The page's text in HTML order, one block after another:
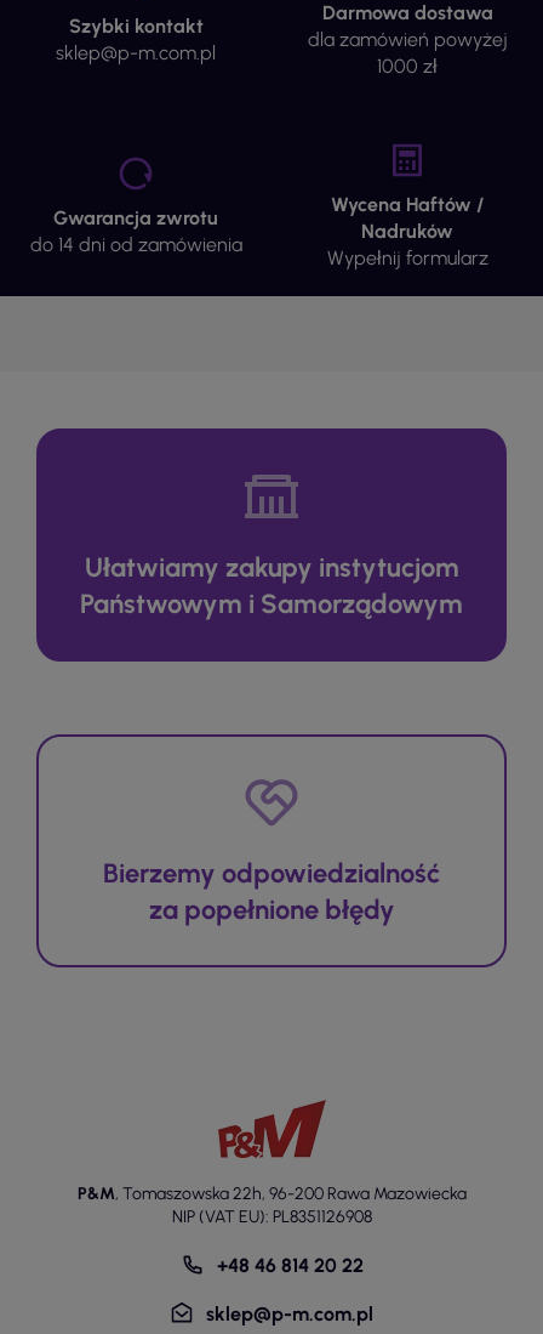
Szybki kontakt
sklep@p-m.com.pl
Darmowa dostawa
dla zamówień powyżej
1000 zł
Gwarancja zwrotu
do 14 dni od zamówienia
Wycena Haftów /
Nadruków
Wypełnij formularz
Ułatwiamy zakupy instytucjom
Państwowym i Samorządowym
Bierzemy odpowiedzialność
za popełnione błędy
P&M, Tomaszowska 22h, 96-200 Rawa Mazowiecka
NIP (VAT EU): PL8351126908
+48 46 814 20 22
sklep@p-m.com.pl